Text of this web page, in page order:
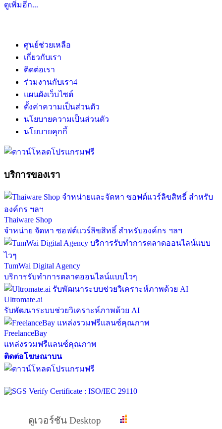
ดูเพิ่มอีก...
ศูนย์ช่วยเหลือ
เกี่ยวกับเรา
ติดต่อเรา
ร่วมงานกับเรา4
แผนผังเว็บไซต์
ตั้งค่าความเป็นส่วนตัว
นโยบายความเป็นส่วนตัว
นโยบายคุกกี้
บริการของเรา
Thaiware Shop
จำหน่าย จัดหา ซอฟต์แวร์ลิขสิทธิ์ สำหรับองค์กร ฯลฯ
TumWai Digital Agency
บริการรับทำการตลาดออนไลน์แบบไวๆ
Ultromate.ai
รับพัฒนาระบบช่วยวิเคราะห์ภาพด้วย AI
FreelanceBay
แหล่งรวมฟรีแลนซ์คุณภาพ
ติดต่อโฆษณาบน
ดูเวอร์ชัน Desktop